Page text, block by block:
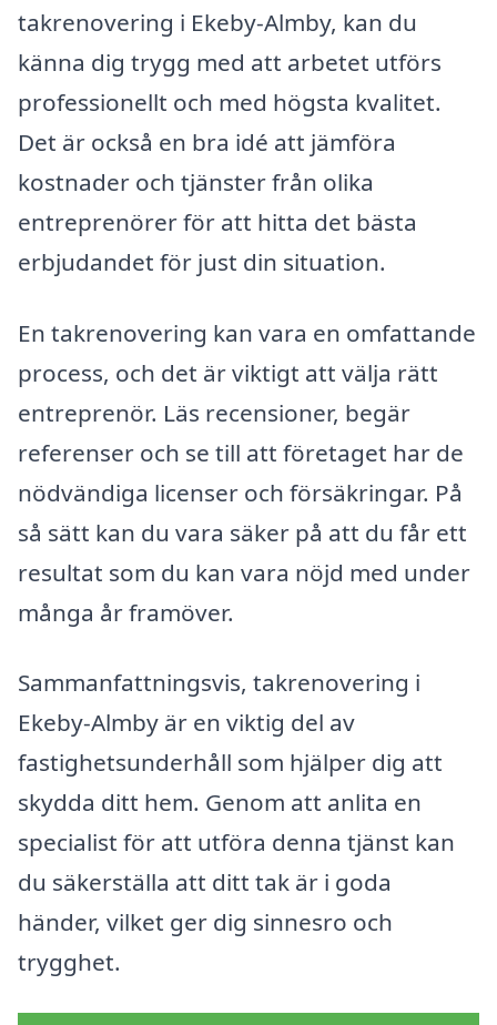
takrenovering i Ekeby-Almby, kan du
känna dig trygg med att arbetet utförs
professionellt och med högsta kvalitet.
Det är också en bra idé att jämföra
kostnader och tjänster från olika
entreprenörer för att hitta det bästa
erbjudandet för just din situation.
En takrenovering kan vara en omfattande
process, och det är viktigt att välja rätt
entreprenör. Läs recensioner, begär
referenser och se till att företaget har de
nödvändiga licenser och försäkringar. På
så sätt kan du vara säker på att du får ett
resultat som du kan vara nöjd med under
många år framöver.
Sammanfattningsvis, takrenovering i
Ekeby-Almby är en viktig del av
fastighetsunderhåll som hjälper dig att
skydda ditt hem. Genom att anlita en
specialist för att utföra denna tjänst kan
du säkerställa att ditt tak är i goda
händer, vilket ger dig sinnesro och
trygghet.